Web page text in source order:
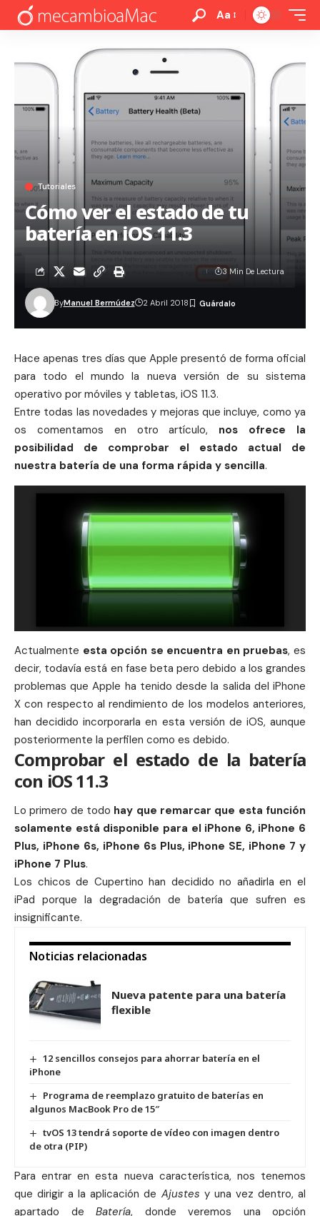
Aa
Tutoriales
Cómo ver el estado de tu
batería en iOS 11.3
ByManuel Bermúdez 2 Abril 2018
3 Min De Lectura
Hace apenas tres días que Apple presentó de forma oficial
para todo el mundo la nueva versión de su sistema
operativo por móviles y tabletas, iOS 11.3.
Entre todas las novedades y mejoras que incluye, como ya
os comentamos en otro artículo, nos ofrece la
posibilidad de comprobar el estado actual de
nuestra batería de una forma rápida y sencilla.
Actualmente esta opción se encuentra en pruebas, es
decir, todavía está en fase beta pero debido a los grandes
problemas queApple ha tenido desde la salida deliPhone
X con respecto al rendimiento de los modelos anteriores,
han decidido incorporarla en esta versión de iOS, aunque
posteriormente la perfilen como es debido.
Comprobar el estado de la batería
con iOS 11.3
Lo primero de todo hay que remarcar que esta función
solamente está disponible para el iPhone 6, iPhone 6
Plus, iPhone 6s, iPhone 6s Plus, iPhone SE, iPhone 7 y
iPhone 7 Plus.
Los chicos de Cupertino han decidido no añadirla en el
iPad porque la degradación de batería que sufren es
insignificante.
Noticias relacionadas
Nueva patente para una batería
flexible
12 sencillos consejos para ahorrar batería en el
iPhone
Programa de reemplazo gratuito de baterías en
algunos MacBook Pro de 15″
tvOS 13 tendrá soporte de vídeo con imagen dentro
de otra (PIP)
Para entrar en esta nueva característica, nos tenemos
que dirigir a la aplicación de Ajustes y una vez dentro, al
apartado de Batería, donde veremos una opción